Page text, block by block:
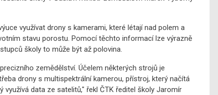
využívat drony s kamerami, které létají nad polem a
stavu porostu. Pomocí těchto informací lze výrazně
školy to může být až polovina.
zemědělství. Účelem některých strojů je
drony s multispektrální kamerou, přístroj, který načítá
využívá data ze satelitů," řekl ČTK ředitel školy Jaromír